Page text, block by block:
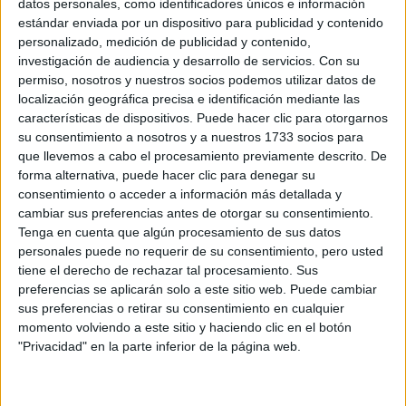
datos personales, como identificadores únicos e información
estándar enviada por un dispositivo para publicidad y contenido
personalizado, medición de publicidad y contenido,
investigación de audiencia y desarrollo de servicios. Con su
permiso, nosotros y nuestros socios podemos utilizar datos de
localización geográfica precisa e identificación mediante las
características de dispositivos. Puede hacer clic para otorgarnos
su consentimiento a nosotros y a nuestros 1733 socios para
que llevemos a cabo el procesamiento previamente descrito. De
forma alternativa, puede hacer clic para denegar su
consentimiento o acceder a información más detallada y
cambiar sus preferencias antes de otorgar su consentimiento.
Tenga en cuenta que algún procesamiento de sus datos
personales puede no requerir de su consentimiento, pero usted
tiene el derecho de rechazar tal procesamiento. Sus
preferencias se aplicarán solo a este sitio web. Puede cambiar
sus preferencias o retirar su consentimiento en cualquier
momento volviendo a este sitio y haciendo clic en el botón
"Privacidad" en la parte inferior de la página web.
Preinscripción online 2026: fechas, formularios
y nuestros mejores consejos
Convocatoria extraordinaria de
Selectividad/PAU 2026: qué es y cómo afecta a
tus opciones